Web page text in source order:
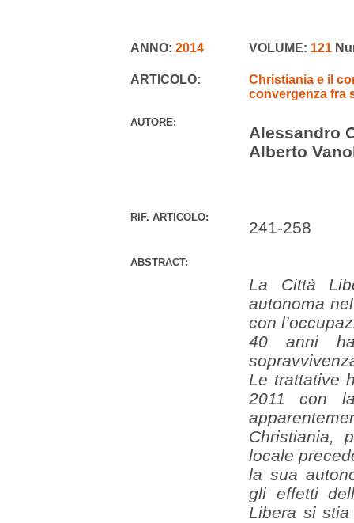
ANNO: 2014 VOLUME: 121
ARTICOLO:
Christiania e il
convergenza fra
AUTORE:
Alessandro
Alberto
RIF. ARTICOLO:
241-258
ABSTRACT:
La Città
autonoma
con
40 anni
Le trattative
2011 con
Christiania,
locale
la sua
gli effetti
Libera si